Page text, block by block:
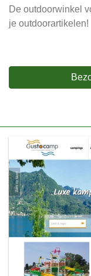
De outdoorwinkel
je outdoorartikelen!